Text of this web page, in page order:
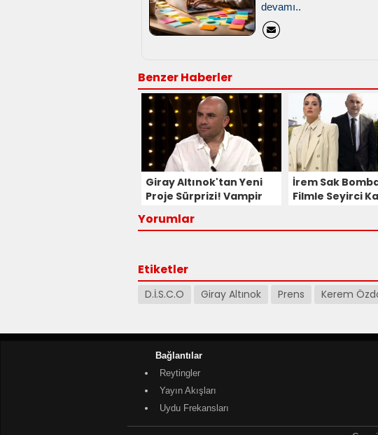
devamı..
Benzer Haberler
Giray Altınok'tan Yeni
Proje Sürprizi! Vampir
Karşısına Çıkacak!
İrem Sak
Filmle Seyirci
Yorumlar
Etiketler
D.İ.S.C.O Giray Altınok Prens Kerem
Bağlantılar
Reytingler
Yayın Akışları
Uydu Frekansları